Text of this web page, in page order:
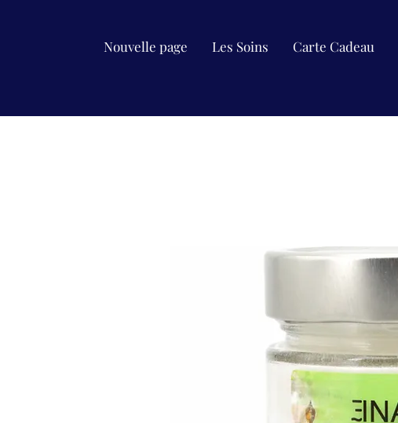
Nouvelle page Les Soins Carte Cadeau